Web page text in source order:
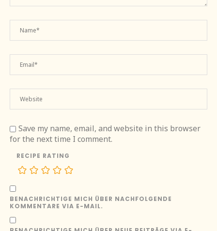
Save my name, email, and website in this browser
for the next time I comment.
RECIPE RATING
BENACHRICHTIGE MICH ÜBER NACHFOLGENDE
KOMMENTARE VIA E-MAIL.